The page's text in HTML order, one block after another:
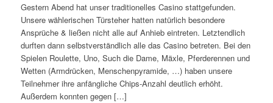
Gestern Abend hat unser traditionelles Casino stattgefunden.
Unsere wählerischen Türsteher hatten natürlich besondere
Ansprüche & ließen nicht alle auf Anhieb eintreten. Letztendlich
durften dann selbstverständlich alle das Casino betreten. Bei den
Spielen Roulette, Uno, Such die Dame, Mäxle, Pferderennen und
Wetten (Armdrücken, Menschenpyramide, …) haben unsere
Teilnehmer ihre anfängliche Chips-Anzahl deutlich erhöht.
Außerdem konnten gegen […]